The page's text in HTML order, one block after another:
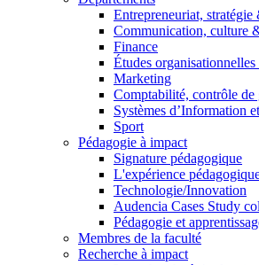
Entrepreneuriat,
Communication, culture
Finance
Études organisationnelles
Marketing
Comptabilité, contrôle
Systèmes d’Information
Sport
Pédagogie à impact
Signature pédagogique
L'expérience
Technologie/Innovation
Audencia Cases Study
Pédagogie et
Membres de la faculté
Recherche à impact